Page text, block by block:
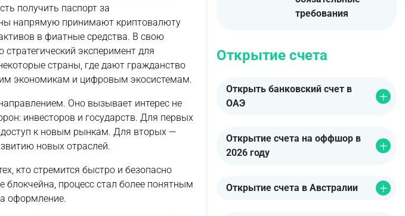
получить паспорт за
напрямую принимают криптовалюту
в фиатные средства. В свою
эксперимент для
страны, где дают гражданство
экономикам и цифровым экосистемам.
Оно вызывает интерес не
инвесторов и государств. Для первых
доступ к новым рынкам. Для вторых —
новых отраслей.
кто стремится быстро и безопасно
блокчейна, процесс стал более понятным
оформление.
требования
Открытие счета
Открыть банковский счет в
ОАЭ
Открытие счета на оффшор в
2026 году
Открытие счета в Австралии